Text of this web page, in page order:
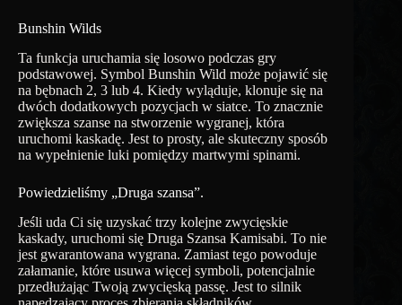
Bunshin Wilds
Ta funkcja uruchamia się losowo podczas gry
podstawowej. Symbol Bunshin Wild może pojawić się
na bębnach 2, 3 lub 4. Kiedy wyląduje, klonuje się na
dwóch dodatkowych pozycjach w siatce. To znacznie
zwiększa szanse na stworzenie wygranej, która
uruchomi kaskadę. Jest to prosty, ale skuteczny sposób
na wypełnienie luki pomiędzy martwymi spinami.
Powiedzieliśmy „Druga szansa”.
Jeśli uda Ci się uzyskać trzy kolejne zwycięskie
kaskady, uruchomi się Druga Szansa Kamisabi. To nie
jest gwarantowana wygrana. Zamiast tego powoduje
załamanie, które usuwa więcej symboli, potencjalnie
przedłużając Twoją zwycięską passę. Jest to silnik